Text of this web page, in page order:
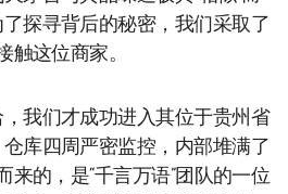
探寻背后的秘密，我们采取了
触这位商家。
我们才成功进入其位于贵州省
库四周严密监控，内部堆满了
来的，是“千言万语”团队的一位